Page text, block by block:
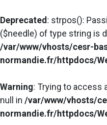
Deprecated : strpos():
($needle) of type string is
/var/www/vhosts/cesr-
normandie.fr/httpdocs/
Warning: Trying to access
null in /var/www/vhosts/
normandie.fr/httpdocs/